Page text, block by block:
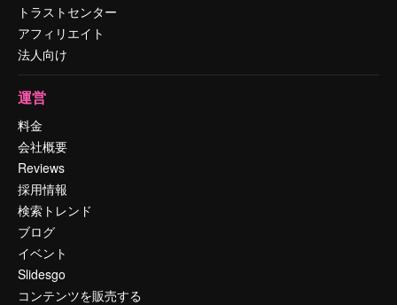
トラストセンター
アフィリエイト
法人向け
運営
料金
会社概要
Reviews
採用情報
検索トレンド
ブログ
イベント
Slidesgo
コンテンツを販売する